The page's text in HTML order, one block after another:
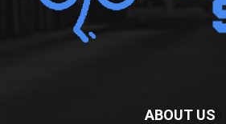
ABOUT US